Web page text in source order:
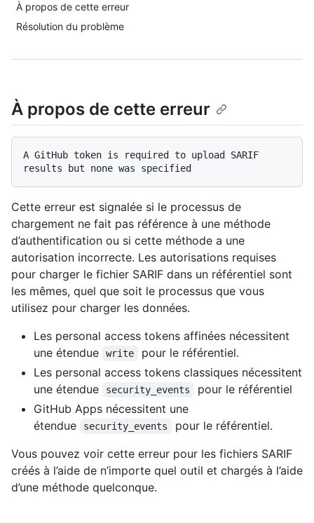
À propos de cette erreur
Résolution du problème
À propos de cette erreur
A GitHub token is required to upload SARIF
Cette erreur est signalée si le processus de
chargement ne fait pas référence à une méthode
d’authentification ou si cette méthode a une
autorisation incorrecte. Les autorisations requises
pour charger le fichier SARIF dans un référentiel sont
les mêmes, quel que soit le processus que vous
utilisez pour charger les données.
Les personal access tokens affinées nécessitent
une étendue
write
pour le référentiel.
Les personal access tokens classiques nécessitent
une étendue
security_events
pour le référentiel
GitHub Apps nécessitent une
étendue
security_events
pour le référentiel.
Vous pouvez voir cette erreur pour les fichiers SARIF
créés à l’aide de n’importe quel outil et chargés à l’aide
d’une méthode quelconque.